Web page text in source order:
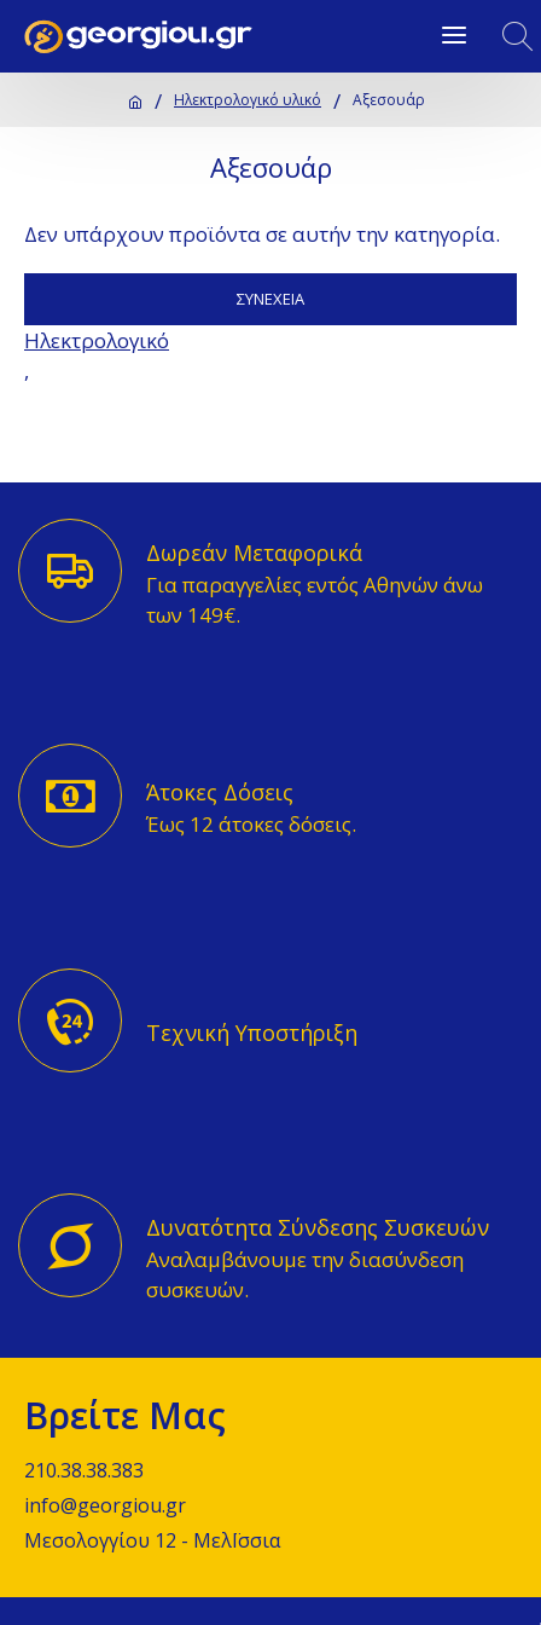
Ηλεκτρολογικό υλικό Αξεσουάρ
Αξεσουάρ
Δεν υπάρχουν προϊόντα σε αυτήν την κατηγορία.
ΣΥΝΈΧΕΙΑ
Ηλεκτρολογικό
,
Δωρεάν Μεταφορικά
Για παραγγελίες εντός Αθηνών άνω
των 149€.
Άτοκες Δόσεις
Έως 12 άτοκες δόσεις.
Τεχνική Υποστήριξη
Δυνατότητα Σύνδεσης Συσκευών
Αναλαμβάνουμε την διασύνδεση
συσκευών.
Βρείτε Μας
210.38.38.383
info@georgiou.gr
Μεσολογγίου 12 - ΜελΪσσια